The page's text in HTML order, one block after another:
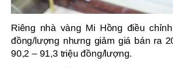
Riêng nhà vàng Mi Hồng điều
đồng/lượng nhưng giảm giá bán ra
90,2 – 91,3 triệu đồng/lượng.